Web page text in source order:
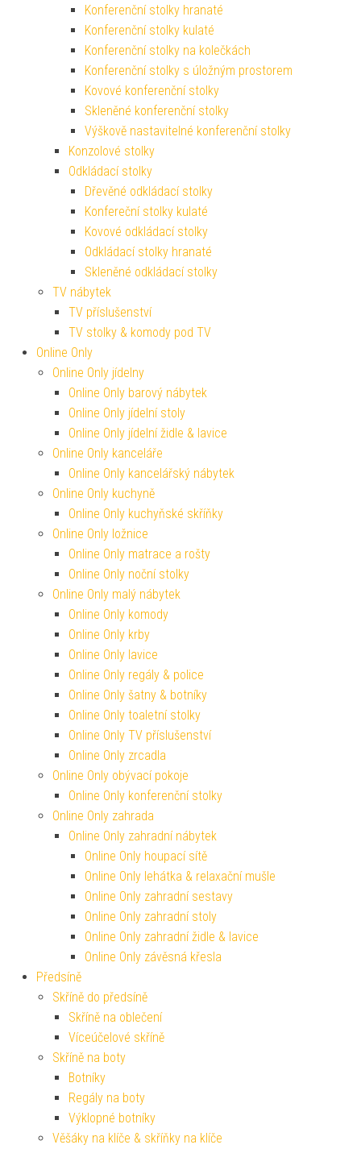
Konferenční stolky hranaté
Konferenční stolky kulaté
Konferenční stolky na kolečkách
Konferenční stolky s úložným prostorem
Kovové konferenční stolky
Skleněné konferenční stolky
Výškově nastavitelné konferenční stolky
Konzolové stolky
Odkládací stolky
Dřevěné odkládací stolky
Konfereční stolky kulaté
Kovové odkládací stolky
Odkládací stolky hranaté
Skleněné odkládací stolky
TV nábytek
TV příslušenství
TV stolky & komody pod TV
Online Only
Online Only jídelny
Online Only barový nábytek
Online Only jídelní stoly
Online Only jídelní židle & lavice
Online Only kanceláře
Online Only kancelářský nábytek
Online Only kuchyně
Online Only kuchyňské skříňky
Online Only ložnice
Online Only matrace a rošty
Online Only noční stolky
Online Only malý nábytek
Online Only komody
Online Only krby
Online Only lavice
Online Only regály & police
Online Only šatny & botníky
Online Only toaletní stolky
Online Only TV příslušenství
Online Only zrcadla
Online Only obývací pokoje
Online Only konferenční stolky
Online Only zahrada
Online Only zahradní nábytek
Online Only houpací sítě
Online Only lehátka & relaxační mušle
Online Only zahradní sestavy
Online Only zahradní stoly
Online Only zahradní židle & lavice
Online Only závěsná křesla
Předsíně
Skříně do předsíně
Skříně na oblečení
Víceúčelové skříně
Skříně na boty
Botníky
Regály na boty
Výklopné botníky
Věšáky na klíče & skříňky na klíče